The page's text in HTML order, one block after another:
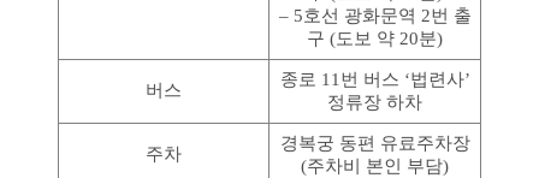
– 5호선 광화문역 2번 출
구 (도보 약 20분)
버스
종로 11번 버스 ‘법련사’
정류장 하차
주차
경복궁 동편 유료주차장
(주차비 본인 부담)